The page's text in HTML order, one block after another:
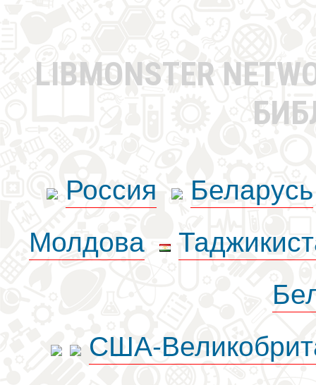
LIBMONSTER
Россия
Беларусь
Молдова
США-